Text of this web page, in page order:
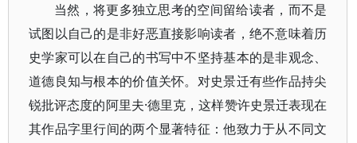
当然，将更多独立思考的空间留给读者，而不是
试图以自己的是非好恶直接影响读者，绝不意味着历
史学家可以在自己的书写中不坚持基本的是非观念、
道德良知与根本的价值关怀。对史景迁有些作品持尖
锐批评态度的阿里夫·德里克，这样赞许史景迁表现在
其作品字里行间的两个显著特征：他致力于从不同文